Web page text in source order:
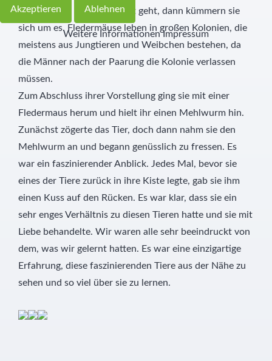
es einem der Tiere nicht gut geht, dann kümmern sie
sich um es. Fledermäuse leben in großen Kolonien, die
meistens aus Jungtieren und Weibchen bestehen, da
die Männer nach der Paarung die Kolonie verlassen
müssen.
Zum Abschluss ihrer Vorstellung ging sie mit einer
Fledermaus herum und hielt ihr einen Mehlwurm hin.
Zunächst zögerte das Tier, doch dann nahm sie den
Mehlwurm an und begann genüsslich zu fressen. Es
war ein faszinierender Anblick. Jedes Mal, bevor sie
eines der Tiere zurück in ihre Kiste legte, gab sie ihm
einen Kuss auf den Rücken. Es war klar, dass sie ein
sehr enges Verhältnis zu diesen Tieren hatte und sie mit
Liebe behandelte. Wir waren alle sehr beeindruckt von
dem, was wir gelernt hatten. Es war eine einzigartige
Erfahrung, diese faszinierenden Tiere aus der Nähe zu
sehen und so viel über sie zu lernen.
Akzeptieren Ablehnen
Weitere Informationen Impressum